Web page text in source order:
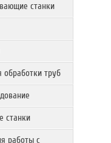
станки
труб
станки
работы с